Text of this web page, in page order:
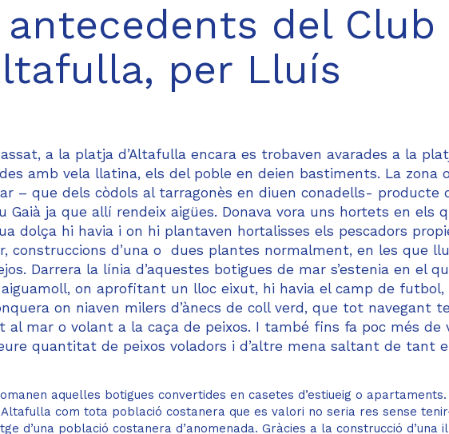
del Club
per Lluís
a la platja d’Altafulla encara es trobaven avarades a la
amb vela llatina, els del poble en deien bastiments. La zona
– que dels còdols al tarragonès en diuen conadells- producte
Gaià ja que allí rendeix aigües. Donava vora uns hortets en els
dolça hi havia i on hi plantaven hortalisses els pescadors
construccions d’una o dues plantes normalment, en les que
Darrera la línia d’aquestes botigues de mar s’estenia en el
on aprofitant un lloc eixut, hi havia el camp de futbol,
on niaven milers d’ànecs de coll verd, que tot navegant
al mar o volant a la caça de peixos. I també fins fa poc més de
quantitat de peixos voladors i d’altre mena saltant de tant
aquelles botigues convertides en casetes d’estiueig o
com tota població costanera que es valori no seria res sense
d’una població costanera d’anomenada. Gràcies a la construcció d’una